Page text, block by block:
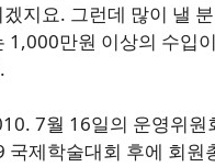
지요. 그런데 많이 낼
1,000만원 이상의 수입
.
7월 16일의 운영위원
국제학술대회 후에 회원